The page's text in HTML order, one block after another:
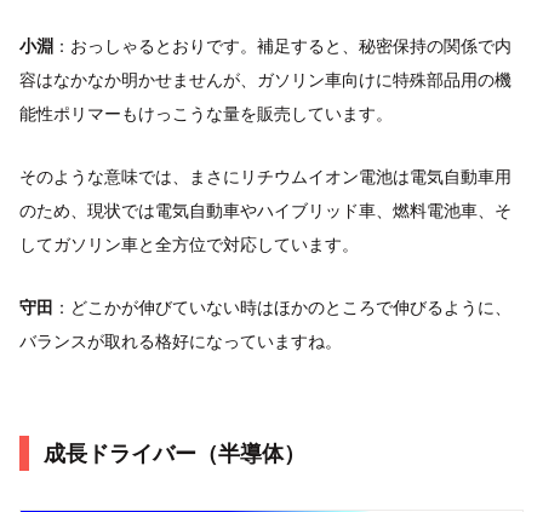
小淵 ：おっしゃるとおりです。補足すると、秘密保持の関係で内
容はなかなか明かせませんが、ガソリン車向けに特殊部品用の機
能性ポリマーもけっこうな量を販売しています。
そのような意味では、まさにリチウムイオン電池は電気自動車用
のため、現状では電気自動車やハイブリッド車、燃料電池車、そ
してガソリン車と全方位で対応しています。
守田 ：どこかが伸びていない時はほかのところで伸びるように、
バランスが取れる格好になっていますね。
成長ドライバー（半導体）